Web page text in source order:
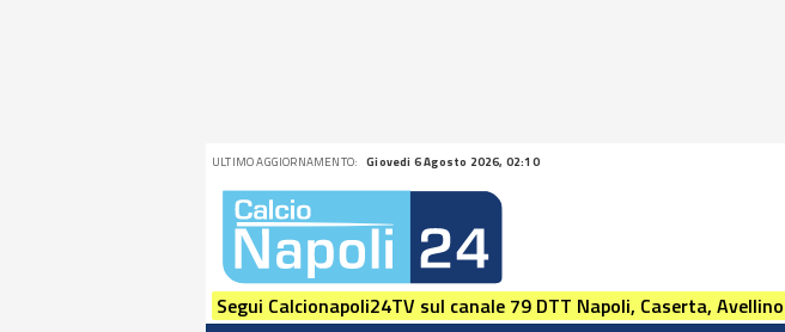
ULTIMO AGGIORNAMENTO: Giovedi 6 Agosto 2026, 02:10
Segui Calcionapoli24TV sul canale 79 DTT Napoli, Caserta,